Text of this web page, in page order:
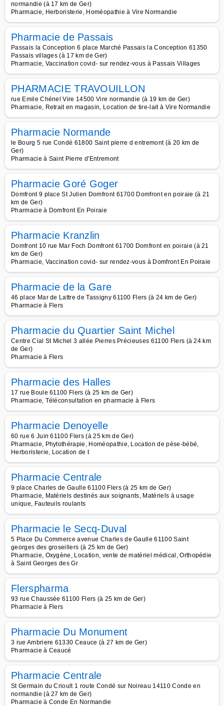
normandie (à 17 km de Ger)
Pharmacie, Herboristerie, Homéopathie à Vire Normandie
Pharmacie de Passais
Passais la Conception 6 place Marché Passais la Conception 61350
Passais villages (à 17 km de Ger)
Pharmacie, Vaccination covid- sur rendez-vous à Passais Villages
PHARMACIE TRAVOUILLON
rue Emile Chénel Vire 14500 Vire normandie (à 19 km de Ger)
Pharmacie, Retrait en magasin, Location de tire-lait à Vire Normandie
Pharmacie Normande
le Bourg 5 rue Condé 61800 Saint pierre d entremont (à 20 km de
Ger)
Pharmacie à Saint Pierre d'Entremont
Pharmacie Goré Goger
Domfront 9 place St Julien Domfront 61700 Domfront en poiraie (à 21
km de Ger)
Pharmacie à Domfront En Poiraie
Pharmacie Kranzlin
Domfront 10 rue Mar Foch Domfront 61700 Domfront en poiraie (à 21
km de Ger)
Pharmacie, Vaccination covid- sur rendez-vous à Domfront En Poiraie
Pharmacie de la Gare
46 place Mar de Lattre de Tassigny 61100 Flers (à 24 km de Ger)
Pharmacie à Flers
Pharmacie du Quartier Saint Michel
Centre Cial St Michel 3 allée Pierres Précieuses 61100 Flers (à 24 km
de Ger)
Pharmacie à Flers
Pharmacie des Halles
17 rue Boule 61100 Flers (à 25 km de Ger)
Pharmacie, Téléconsultation en pharmacie à Flers
Pharmacie Denoyelle
60 rue 6 Juin 61100 Flers (à 25 km de Ger)
Pharmacie, Phytothérapie, Homéopathie, Location de pèse-bébé,
Herboristerie, Location de t
Pharmacie Centrale
9 place Charles de Gaulle 61100 Flers (à 25 km de Ger)
Pharmacie, Matériels destinés aux soignants, Matériels à usage
unique, Fauteuils roulants
Pharmacie le Secq-Duval
5 Place Du Commerce avenue Charles de Gaulle 61100 Saint
georges des groseillers (à 25 km de Ger)
Pharmacie, Oxygène, Location, vente de matériel médical, Orthopédie
à Saint Georges des Gr
Flerspharma
93 rue Chaussée 61100 Flers (à 25 km de Ger)
Pharmacie à Flers
Pharmacie Du Monument
3 rue Ambriere 61330 Ceauce (à 27 km de Ger)
Pharmacie à Ceaucé
Pharmacie Centrale
St Germain du Crioult 1 route Condé sur Noireau 14110 Conde en
normandie (à 27 km de Ger)
Pharmacie à Conde En Normandie